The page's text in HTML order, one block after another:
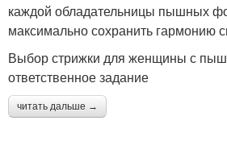
каждой обладательницы пышных
максимально сохранить гармонию
Выбор стрижки для женщины с
ответственное задание
читать дальше →